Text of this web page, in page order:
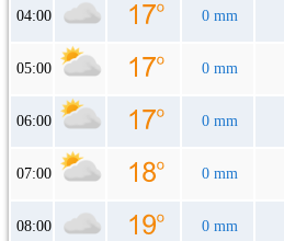
04:00 0 mm
05:00 0 mm
06:00 0 mm
07:00 0 mm
08:00 0 mm